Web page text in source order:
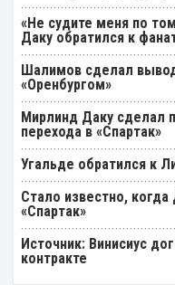
«Не судите меня по
Даку обратился к
Шалимов сделал
«Оренбургом»
Мирлинд Даку сделал
перехода в «Спартак»
Угальде обратился к
Стало известно,
«Спартак»
Источник: Винисиус
контракте